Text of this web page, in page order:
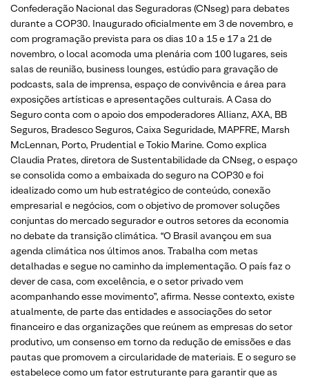
Confederação Nacional das Seguradoras (CNseg) para debates
durante a COP30. Inaugurado oficialmente em 3 de novembro, e
com programação prevista para os dias 10 a 15 e 17 a 21 de
novembro, o local acomoda uma plenária com 100 lugares, seis
salas de reunião, business lounges, estúdio para gravação de
podcasts, sala de imprensa, espaço de convivência e área para
exposições artísticas e apresentações culturais. A Casa do
Seguro conta com o apoio dos empoderadores Allianz, AXA, BB
Seguros, Bradesco Seguros, Caixa Seguridade, MAPFRE, Marsh
McLennan, Porto, Prudential e Tokio Marine. Como explica
Claudia Prates, diretora de Sustentabilidade da CNseg, o espaço
se consolida como a embaixada do seguro na COP30 e foi
idealizado como um hub estratégico de conteúdo, conexão
empresarial e negócios, com o objetivo de promover soluções
conjuntas do mercado segurador e outros setores da economia
no debate da transição climática. “O Brasil avançou em sua
agenda climática nos últimos anos. Trabalha com metas
detalhadas e segue no caminho da implementação. O país faz o
dever de casa, com excelência, e o setor privado vem
acompanhando esse movimento”, afirma. Nesse contexto, existe
atualmente, de parte das entidades e associações do setor
financeiro e das organizações que reúnem as empresas do setor
produtivo, um consenso em torno da redução de emissões e das
pautas que promovem a circularidade de materiais. E o seguro se
estabelece como um fator estruturante para garantir que as